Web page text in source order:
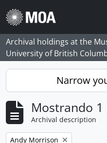
Skip to main content
Archival holdings at the
University of British
Narrow
Mostrando
Archival description
Remove filter:
Andy Morrison